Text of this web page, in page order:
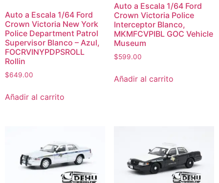
Auto a Escala 1/64 Ford
Crown Victoria New York
Police Department Patrol
Supervisor Blanco – Azul,
FOCRVINYPDPSROLL
Rollin
$649.00
Añadir al carrito
Auto a Escala 1/64 Ford
Crown Victoria Police
Interceptor Blanco,
MKMFCVPIBL GOC Vehicle
Museum
$599.00
Añadir al carrito